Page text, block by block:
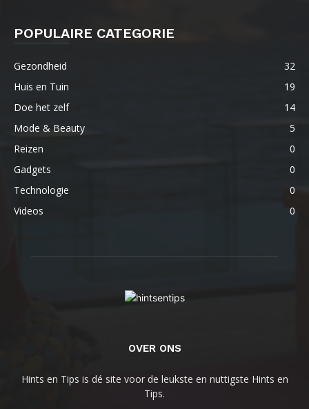
POPULAIRE CATEGORIE
Gezondheid
32
Huis en Tuin
19
Doe het zelf
14
Mode & Beauty
5
Reizen
0
Gadgets
0
Technologie
0
Videos
0
OVER ONS
Hints en Tips is dé site voor de leukste en nuttigste Hints en
Tips.